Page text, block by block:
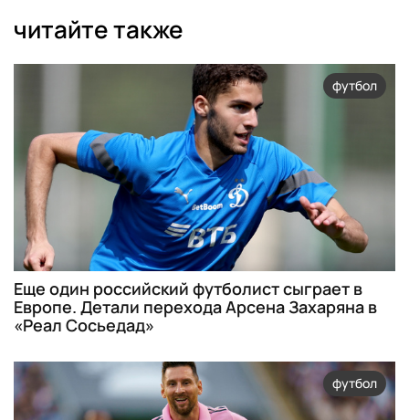
читайте также
футбол
Еще один российский футболист сыграет в
Европе. Детали перехода Арсена Захаряна в
«Реал Сосьедад»
футбол